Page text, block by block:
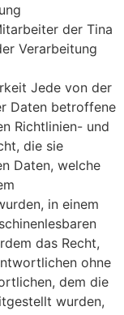
der Tina
Verarbeitung
Jede von der
Daten betroffene
Richtlinien- und
die sie
Daten, welche
in einem
das Recht,
ohne
dem die
wurden,